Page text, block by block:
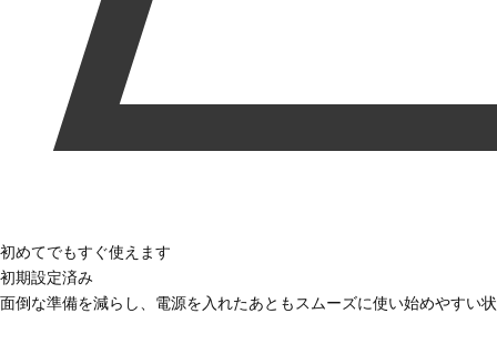
初めてでもすぐ使えます
初期設定済み
面倒な準備を減らし、電源を入れたあともスムーズに使い始めやすい